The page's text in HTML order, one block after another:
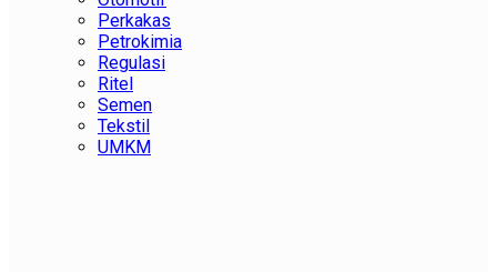
Perkakas
Petrokimia
Regulasi
Ritel
Semen
Tekstil
UMKM